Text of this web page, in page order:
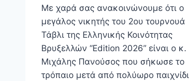
Με χαρά σας ανακοινώνουμε ότι ο
μεγάλος νικητής του 2ου τουρνουά
Τάβλι της Ελληνικής Κοινότητας
Βρυξελλών “Edition 2026” είναι ο κ.
Μιχάλης Πανούσος που σήκωσε το
τρόπαιο μετά από πολύωρο παιχνίδι